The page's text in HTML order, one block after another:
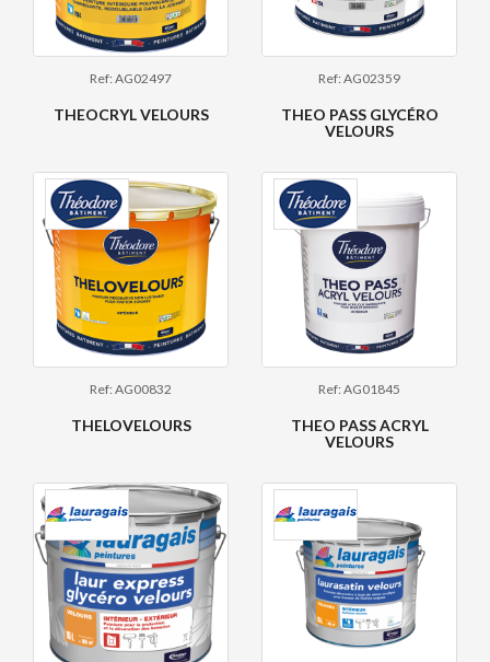
Ref: AG02497
THEOCRYL VELOURS
Ref: AG02359
THEO PASS GLYCÉRO
VELOURS
Ref: AG00832
THELOVELOURS
Ref: AG01845
THEO PASS ACRYL
VELOURS